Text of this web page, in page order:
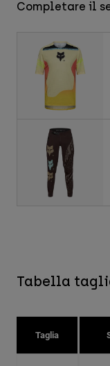
Completare il
Tabella
Taglia